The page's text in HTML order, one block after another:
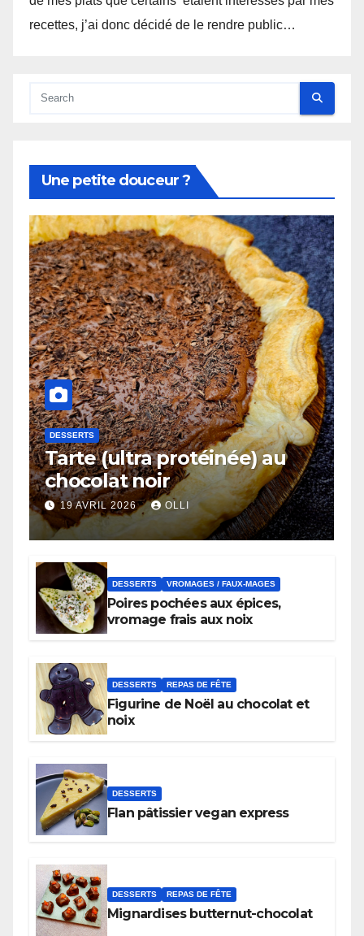
recettes, j’ai donc décidé de le rendre public…
Une petite douceur ?
DESSERTS
Tarte (ultra protéinée) au
chocolat noir
19 AVRIL 2026 OLLI
DESSERTS VROMAGES / FAUX-MAGES
Poires pochées aux épices,
vromage frais aux noix
DESSERTS REPAS DE FÊTE
Figurine de Noël au chocolat et
noix
DESSERTS
Flan pâtissier vegan express
DESSERTS REPAS DE FÊTE
Mignardises butternut-chocolat